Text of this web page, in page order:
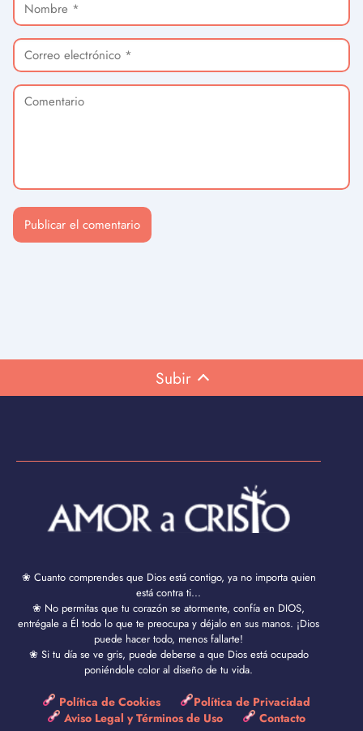
Subir
❀ Cuanto comprendes que Dios está contigo, ya no importa quien
está contra ti...
❀ No permitas que tu corazón se atormente, confía en DIOS,
entrégale a Él todo lo que te preocupa y déjalo en sus manos. ¡Dios
puede hacer todo, menos fallarte!
❀ Si tu día se ve gris, puede deberse a que Dios está ocupado
poniéndole color al diseño de tu vida.
Política de Cookies
Política de Privacidad
Aviso Legal y Términos de Uso
Contacto